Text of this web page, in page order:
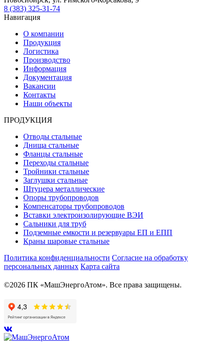
8 (383) 325-31-74
Навигация
О компании
Продукция
Логистика
Производство
Информация
Документация
Вакансии
Контакты
Наши объекты
ПРОДУКЦИЯ
Отводы стальные
Днища стальные
Фланцы стальные
Переходы стальные
Тройники стальные
Заглушки стальные
Штуцера металлические
Опоры трубопроводов
Компенсаторы трубопроводов
Вставки электроизолирующие ВЭИ
Сальники для труб
Подземные емкости и резервуары ЕП и ЕПП
Краны шаровые стальные
Политика конфиденциальности Согласие на обработку
персональных данных Карта сайта
©2026 ПК «МашЭнергоАтом». Все права защищены.